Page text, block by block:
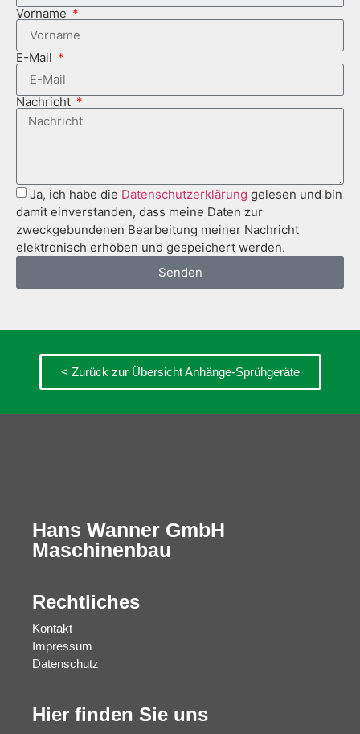
Vorname
E-Mail
Nachricht
Ja, ich habe die Datenschutzerklärung gelesen und bin
damit einverstanden, dass meine Daten zur
zweckgebundenen Bearbeitung meiner Nachricht
elektronisch erhoben und gespeichert werden.
Senden
< Zurück zur Übersicht Anhänge-Sprühgeräte
Hans Wanner GmbH
Maschinenbau
Rechtliches
Kontakt
Impressum
Datenschutz
Hier finden Sie uns